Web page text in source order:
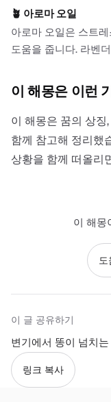
🪴 아로마 오일
아로마 오일은 스트
도움을 줍니다. 라벤
이 해몽은 이런
이 해몽은 꿈의 상징
함께 참고해 정리했
상황을 함께 떠올리
이 해몽
도
이 글 공유하기
변기에서 똥이 넘치
링크 복사